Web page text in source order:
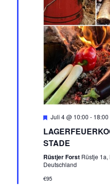
Empfohlen
Juli 4 @ 10:00 - 18:00
STADE
Rüstjer Forst Rüstje
Deutschland
€95